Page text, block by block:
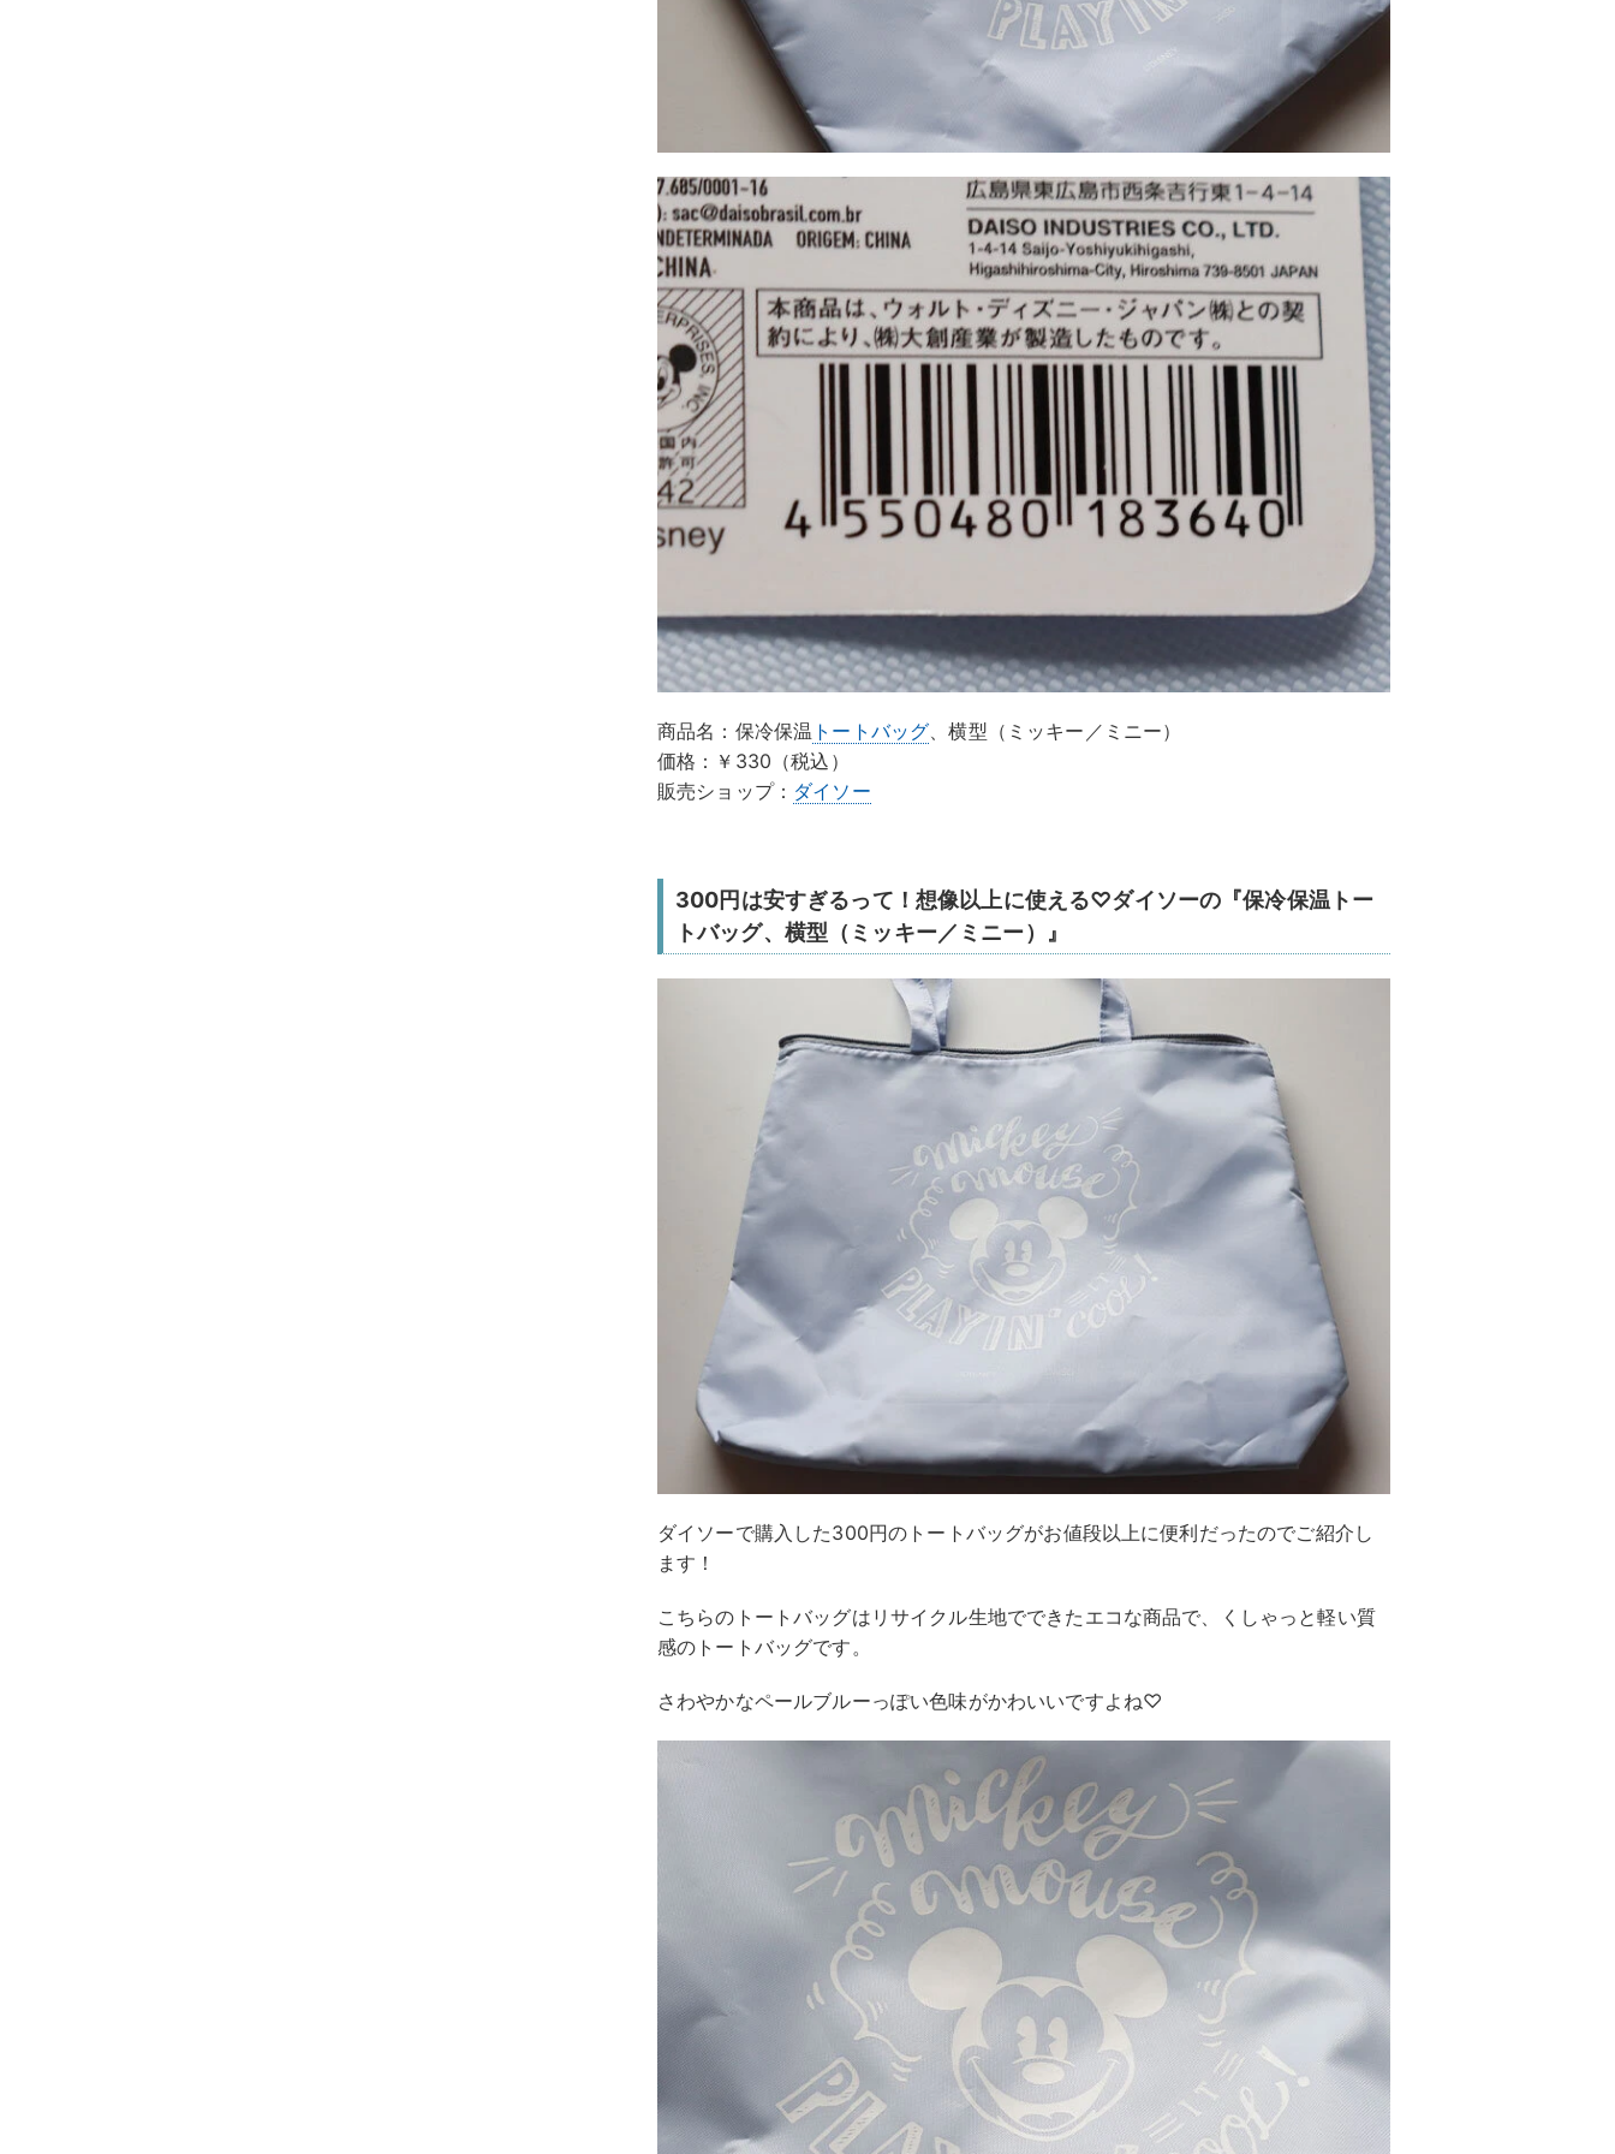
商品名：保冷保温 トートバッグ、横型（ミッキー／ミニー）
価格：￥330（税込）
販売ショップ： ダイソー
300円は安すぎるって！想像以上に使える♡ダイソーの『保冷保温トー
トバッグ、横型（ミッキー／ミニー）』
ダイソーで購入した300円のトートバッグがお値段以上に便利だったのでご紹介し
ます！
こちらのトートバッグはリサイクル生地でできたエコな商品で、くしゃっと軽い質
感のトートバッグです。
さわやかなペールブルーっぽい色味がかわいいですよね♡